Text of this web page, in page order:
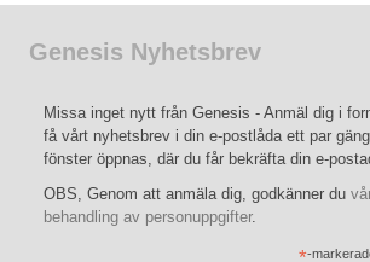
Genesis Nyhetsbrev
Missa inget nytt från Genesis - Anmäl dig i
få vårt nyhetsbrev i din e-postlåda ett par
fönster öppnas, där du får bekräfta din e-
OBS, Genom att anmäla dig, godkänner du
behandling av personuppgifter.
*-